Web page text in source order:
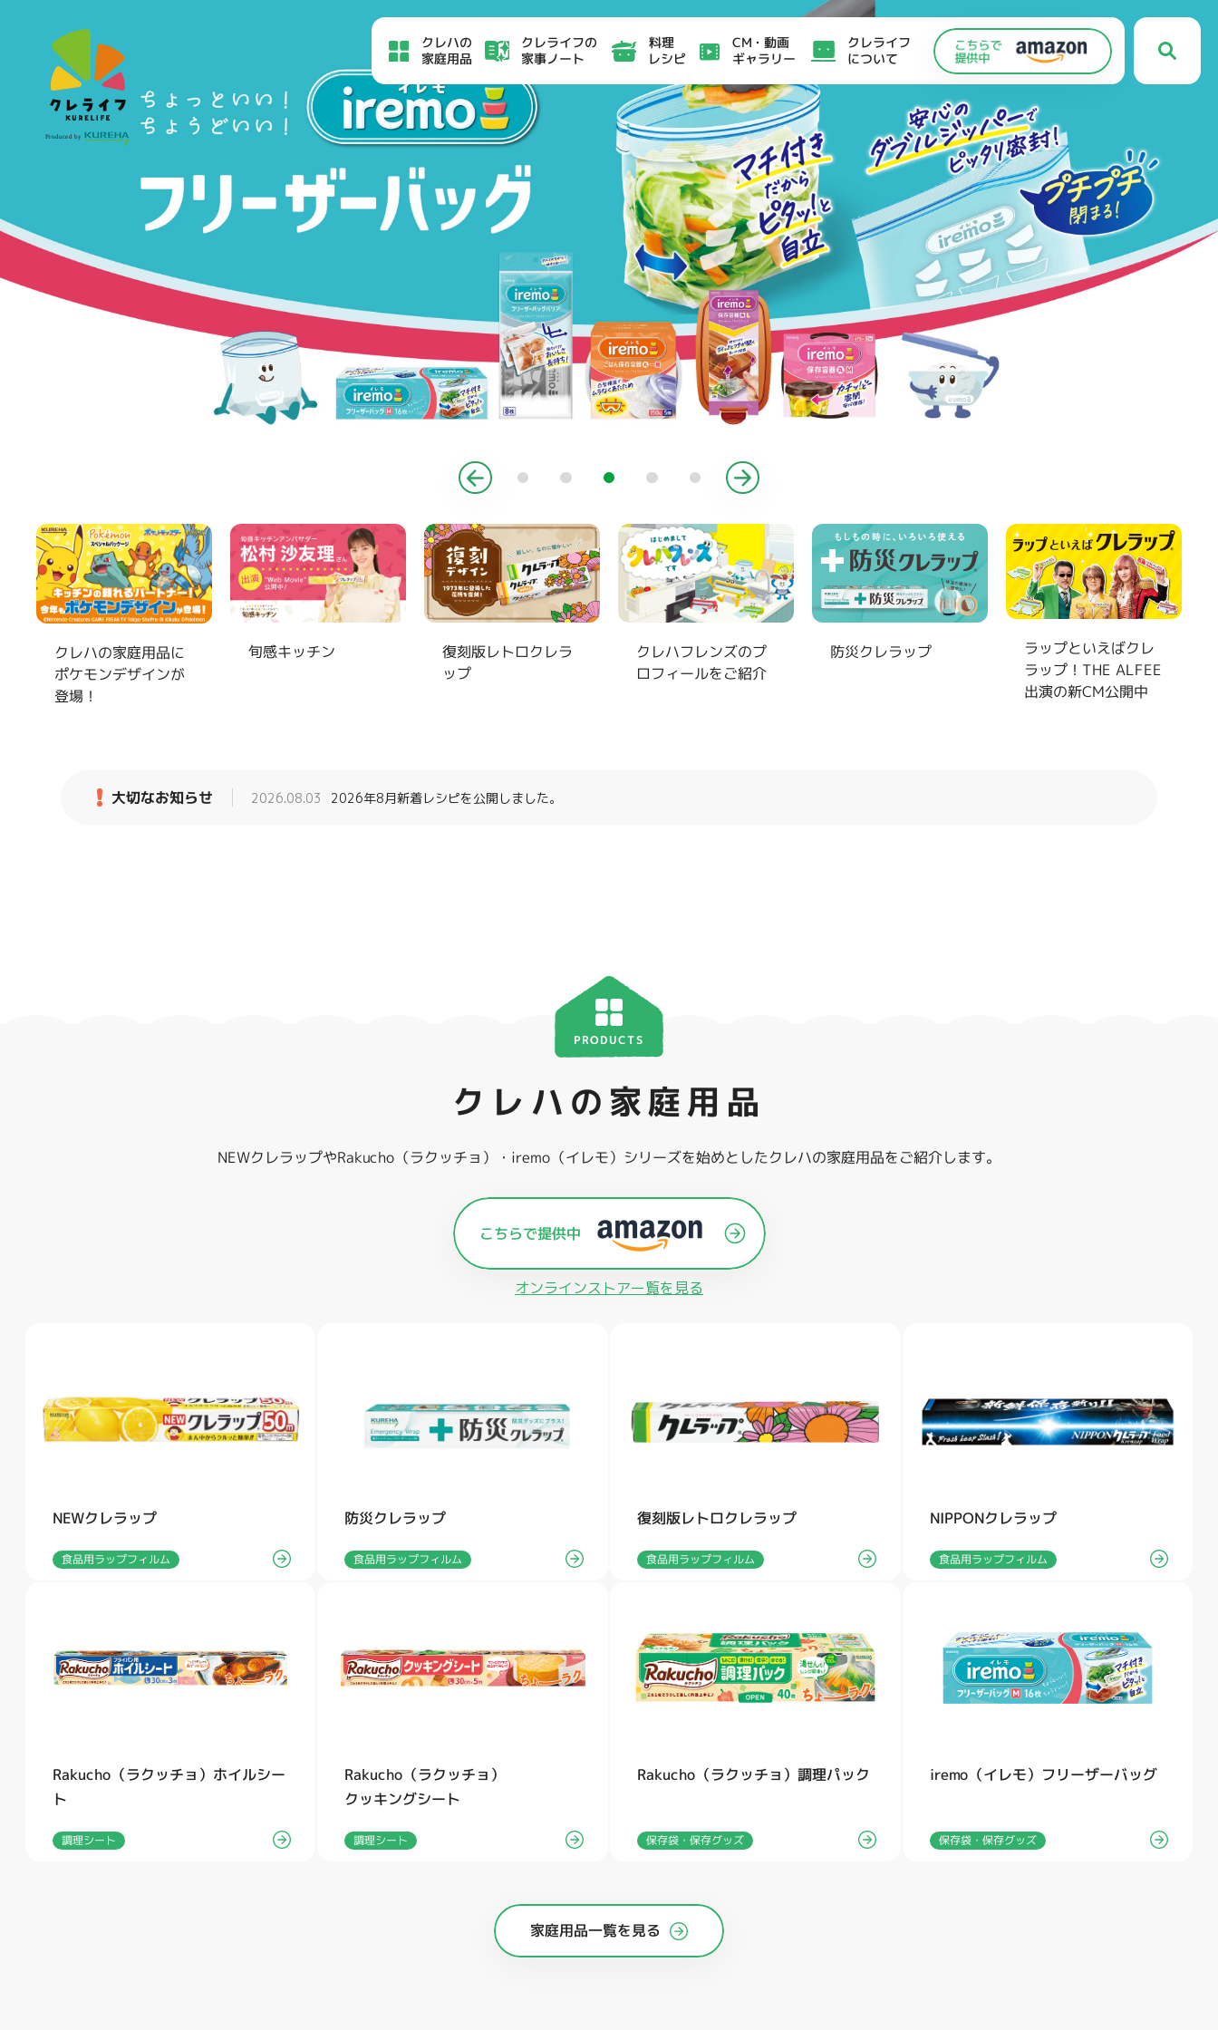
クレハの
家庭用品
クレライフの
家事ノート
料理
レシピ
CM・動画
ギャラリー
クレライフ
について
クレハの家庭用品に
ポケモンデザインが
登場！
旬感キッチン 復刻版レトロクレラ
ップ
クレハフレンズのプ
ロフィールをご紹介
防災クレラップ ラップといえばクレ
ラップ！THE ALFEE
出演の新CM公開中
大切なお知らせ 2026.08.03 2026年8月新着レシピを公開しました。
PRODUCTS
クレハの家庭用品
NEWクレラップやRakucho（ラクッチョ）・iremo（イレモ）シリーズを始めとしたクレハの家庭用品をご紹介します。
オンラインストアー覧を見る
NEWクレラップ
食品用ラップフィルム
防災クレラップ
食品用ラップフィルム
復刻版レトロクレラップ
食品用ラップフィルム
NIPPONクレラップ
食品用ラップフィルム
Rakucho（ラクッチョ）ホイルシー
ト
調理シート
Rakucho（ラクッチョ）
クッキングシート
調理シート
Rakucho（ラクッチョ）調理パック
保存袋・保存グッズ
iremo（イレモ）フリーザーバッグ
保存袋・保存グッズ
家庭用品一覧を見る